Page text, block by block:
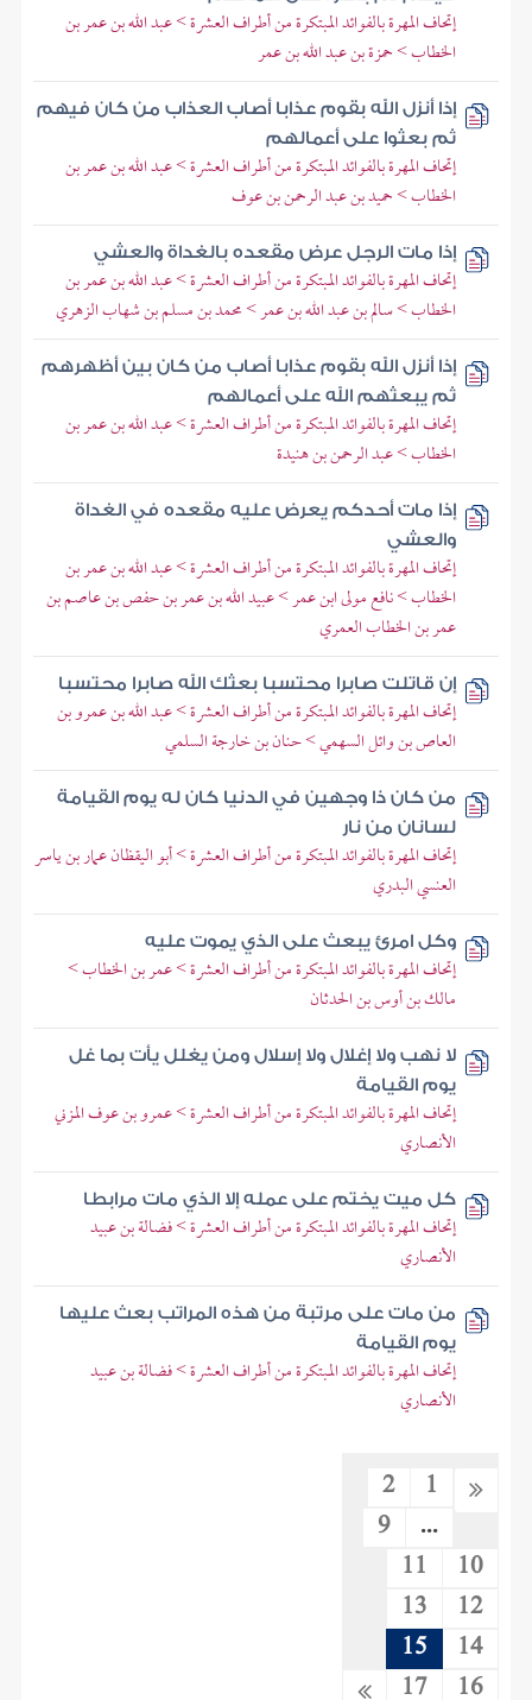
إتحاف المهرة بالفوائد المبتكرة من أطراف العشرة > عبد الله بن عمر بن
الخطاب > حمزة بن عبد الله بن عمر
إذا أنزل الله بقوم عذابا أصاب العذاب من كان فيهم
ثم بعثوا على أعمالهم
إتحاف المهرة بالفوائد المبتكرة من أطراف العشرة > عبد الله بن عمر بن
الخطاب > حميد بن عبد الرحمن بن عوف
إذا مات الرجل عرض مقعده بالغداة والعشي
إتحاف المهرة بالفوائد المبتكرة من أطراف العشرة > عبد الله بن عمر بن
الخطاب > سالم بن عبد الله بن عمر > محمد بن مسلم بن شهاب الزهري
إذا أنزل الله بقوم عذابا أصاب من كان بين أظهرهم
ثم يبعثهم الله على أعمالهم
إتحاف المهرة بالفوائد المبتكرة من أطراف العشرة > عبد الله بن عمر بن
الخطاب > عبد الرحمن بن هنيدة
إذا مات أحدكم يعرض عليه مقعده في الغداة
والعشي
إتحاف المهرة بالفوائد المبتكرة من أطراف العشرة > عبد الله بن عمر بن
الخطاب > نافع مولى ابن عمر > عبيد الله بن عمر بن حفص بن عاصم بن
عمر بن الخطاب العمري
إن قاتلت صابرا محتسبا بعثك الله صابرا محتسبا
إتحاف المهرة بالفوائد المبتكرة من أطراف العشرة > عبد الله بن عمرو بن
العاص بن وائل السهمي > حنان بن خارجة السلمي
من كان ذا وجهين في الدنيا كان له يوم القيامة
لسانان من نار
إتحاف المهرة بالفوائد المبتكرة من أطراف العشرة > أبو اليقظان عمار بن ياسر
العنسي البدري
وكل امرئ يبعث على الذي يموت عليه
إتحاف المهرة بالفوائد المبتكرة من أطراف العشرة > عمر بن الخطاب >
مالك بن أوس بن الحدثان
لا نهب ولا إغلال ولا إسلال ومن يغلل يأت بما غل
يوم القيامة
إتحاف المهرة بالفوائد المبتكرة من أطراف العشرة > عمرو بن عوف المزني
الأنصاري
كل ميت يختم على عمله إلا الذي مات مرابطا
إتحاف المهرة بالفوائد المبتكرة من أطراف العشرة > فضالة بن عبيد
الأنصاري
من مات على مرتبة من هذه المراتب بعث عليها
يوم القيامة
إتحاف المهرة بالفوائد المبتكرة من أطراف العشرة > فضالة بن عبيد
الأنصاري
1
2
...
9
10
11
12
13
14
15
16
17